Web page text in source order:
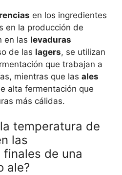
en los ingredientes
en la producción de
en las levaduras
de las lagers, se utilizan
que trabajan a
mientras que las ales
alta fermentación que
más cálidas.
temperatura de
las
de una
ale?